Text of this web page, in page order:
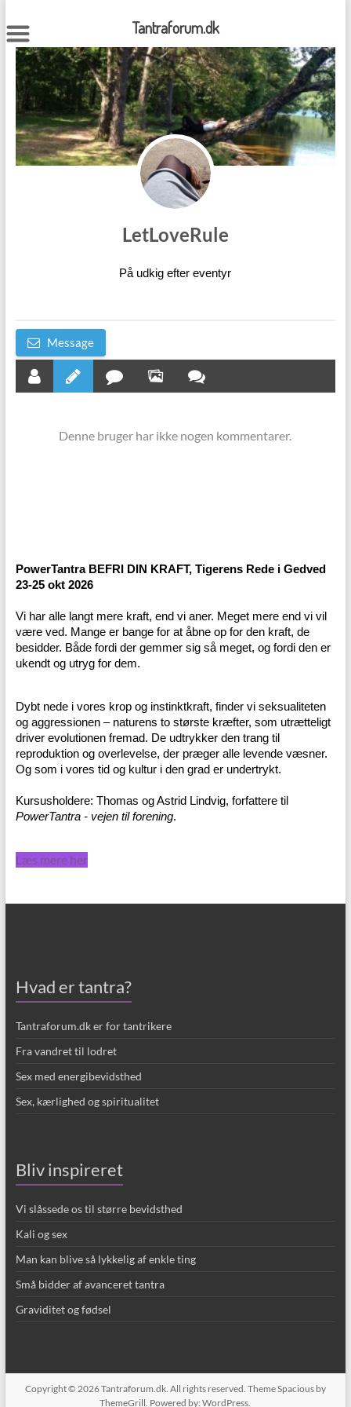
to
content
LetLoveRule
På udkig efter eventyr
Message
Denne bruger har ikke nogen kommentarer.
PowerTantra BEFRI DIN KRAFT, Tigerens Rede i Gedved
23-25 okt 2026
Vi har alle langt mere kraft, end vi aner. Meget mere end vi vil
være ved. Mange er bange for at åbne op for den kraft, de
besidder. Både fordi der gemmer sig så meget, og fordi den er
ukendt og utryg for dem.
Dybt nede i vores krop og instinktkraft, finder vi seksualiteten
og aggressionen – naturens to største kræfter, som utrætteligt
driver evolutionen fremad. De udtrykker den trang til
reproduktion og overlevelse, der præger alle levende væsner.
Og som i vores tid og kultur i den grad er undertrykt.
Kursusholdere: Thomas og Astrid Lindvig, forfattere til
PowerTantra - vejen til forening.
Læs mere her
Hvad er tantra?
Tantraforum.dk er for tantrikere
Fra vandret til lodret
Sex med energibevidsthed
Sex, kærlighed og spiritualitet
Bliv inspireret
Vi slåssede os til større bevidsthed
Kali og sex
Man kan blive så lykkelig af enkle ting
Små bidder af avanceret tantra
Graviditet og fødsel
Copyright © 2026Tantraforum.dk. All rights reserved. ThemeSpaciousby
ThemeGrill. Powered by:WordPress.
Tantraforum.dk